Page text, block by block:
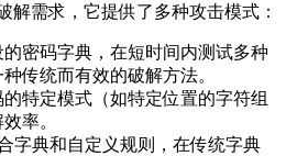
解需求，它提供了多种攻击模式：
的密码字典，在短时间内测试多种
传统而有效的破解方法。
的特定模式（如特定位置的字符组
率。
字典和自定义规则，在传统字典